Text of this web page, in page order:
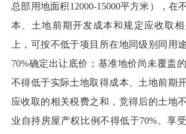
总部用地面积12000-15000平方米），在
本、土地前期开发成本和规定应收取
上，可按不低于项目所在地同级别同用
70%确定出让底价；基准地价尚未覆盖
不得低于实际土地取得成本、土地前期
应收取的相关税费之和，竞得后的土地
业自持房屋产权比例不得低于70%。享